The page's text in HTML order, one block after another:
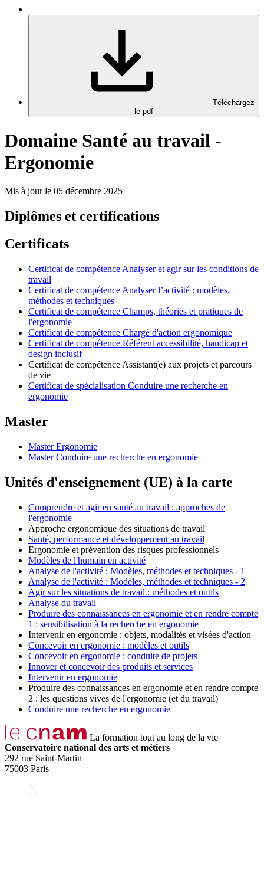
Téléchargez
le pdf
Domaine Santé au travail -
Ergonomie
Mis à jour le 05 décembre 2025
Diplômes et certifications
Certificats
Certificat de compétence Analyser et agir sur les conditions de
travail
Certificat de compétence Analyser l’activité : modèles,
méthodes et techniques
Certificat de compétence Champs, théories et pratiques de
l'ergonomie
Certificat de compétence Chargé d'action ergonomique
Certificat de compétence Référent accessibilité, handicap et
design inclusif
Certificat de compétence Assistant(e) aux projets et parcours
de vie
Certificat de spécialisation Conduire une recherche en
ergonomie
Master
Master Ergonomie
Master Conduire une recherche en ergonomie
Unités d'enseignement (UE) à la carte
Comprendre et agir en santé au travail : approches de
l'ergonomie
Approche ergonomique des situations de travail
Santé, performance et développement au travail
Ergonomie et prévention des risques professionnels
Modèles de l'humain en activité
Analyse de l'activité : Modèles, méthodes et techniques - 1
Analyse de l'activité : Modèles, méthodes et techniques - 2
Agir sur les situations de travail : méthodes et outils
Analyse du travail
Produire des connaissances en ergonomie et en rendre compte
1 : sensibilisation à la recherche en ergonomie
Intervenir en ergonomie : objets, modalités et visées d'action
Concevoir en ergonomie : modèles et outils
Concevoir en ergonomie : conduite de projets
Innover et concevoir des produits et services
Intervenir en ergonomie
Produire des connaissances en ergonomie et en rendre compte
2 : les questions vives de l'ergonomie (et du travail)
Conduire une recherche en ergonomie
La formation tout au long de la vie
Conservatoire national des arts et métiers
292 rue Saint-Martin
75003 Paris